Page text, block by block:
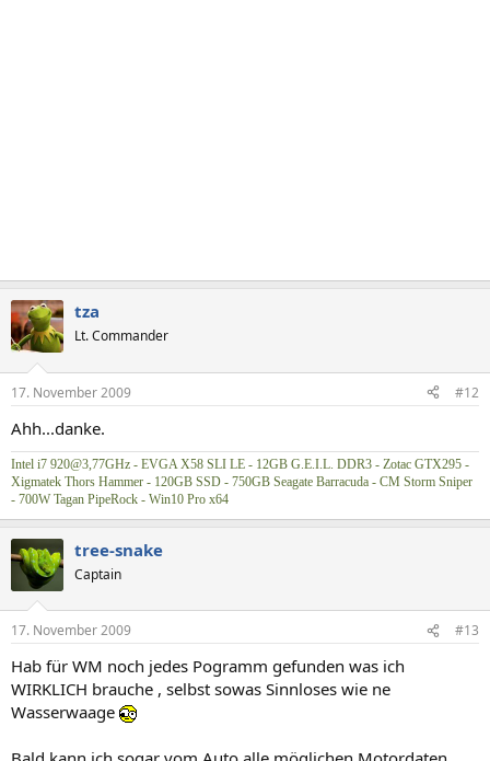
tza
Lt. Commander
17. November 2009 #12
Ahh...danke.
Intel i7 920@3,77GHz - EVGA X58 SLI LE - 12GB G.E.I.L. DDR3 - Zotac GTX295 -
Xigmatek Thors Hammer - 120GB SSD - 750GB Seagate Barracuda - CM Storm Sniper
- 700W Tagan PipeRock - Win10 Pro x64
tree-snake
Captain
17. November 2009 #13
Hab für WM noch jedes Pogramm gefunden was ich
WIRKLICH brauche , selbst sowas Sinnloses wie ne
Wasserwaage